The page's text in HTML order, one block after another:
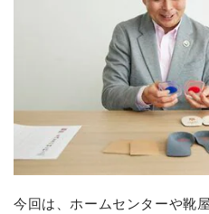
今回は、ホームセンターや靴